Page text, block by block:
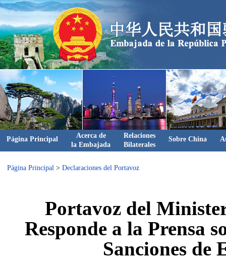
Página Principal
Acerca de
la Embajada
Relaciones
Bilaterales
Sobre China
Página Principal > Declaraciones del Portavoz
Portavoz del
Responde a la Prensa
Sanciones de